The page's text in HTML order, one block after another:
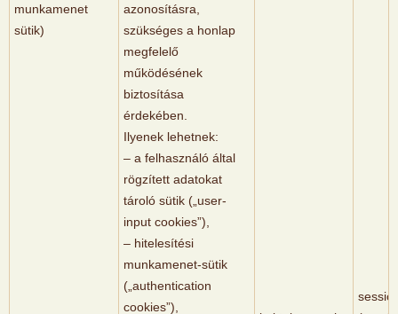
munkamenet
sütik)
azonosításra,
szükséges a honlap
megfelelő
működésének
biztosítása
érdekében.
Ilyenek lehetnek:
– a felhasználó által
rögzített adatokat
tároló sütik („user-
input cookies”),
– hitelesítési
munkamenet-sütik
(„authentication
cookies”),